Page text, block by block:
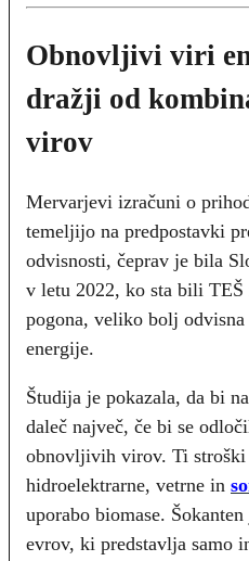
Obnovljivi viri
dražji od
virov
Mervarjevi izračuni o
temeljijo na predpostavki
odvisnosti, čeprav je bila
v letu 2022, ko sta bili
pogona, veliko bolj
energije.
Študija je pokazala, da bi
daleč največ, če bi se
obnovljivih virov. Ti
hidroelektrarne, vetrne in
uporabo biomase.
evrov, ki predstavlja samo